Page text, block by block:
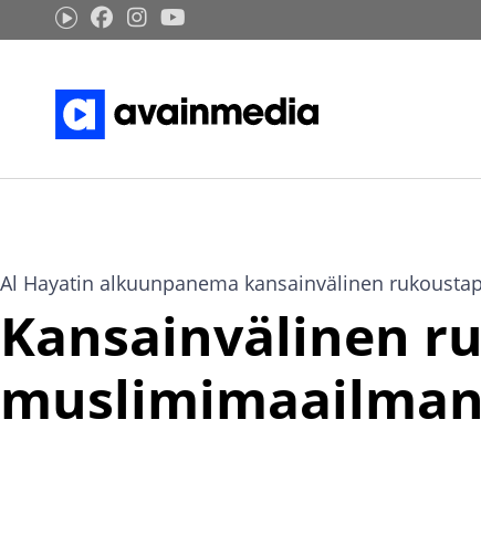
sisältöön
Al Hayatin alkuunpanema kansainvälinen
Kansainvälinen
muslimimaailman